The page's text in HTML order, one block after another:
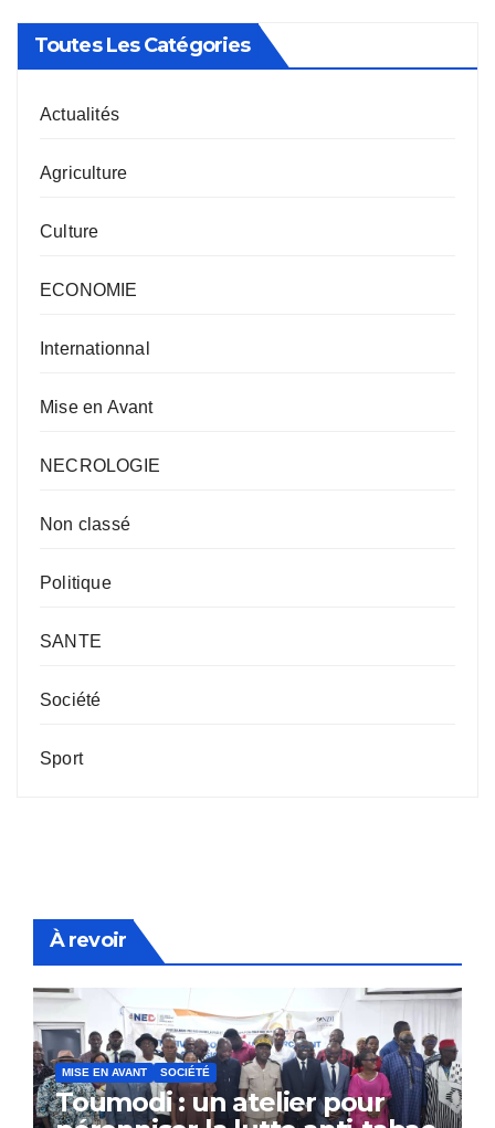
Toutes Les Catégories
Actualités
Agriculture
Culture
ECONOMIE
Internationnal
Mise en Avant
NECROLOGIE
Non classé
Politique
SANTE
Société
Sport
À revoir
MISE EN AVANT SOCIÉTÉ
Toumodi : un atelier pour